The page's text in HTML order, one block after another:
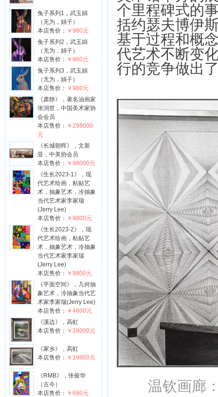
兔子系列1，武玉娟
（无为，娟子）
本店售价： ￥980元
兔子系列2，武玉娟
（无为，娟子）
本店售价： ￥980元
兔子系列3，武玉娟
（无为，娟子）
本店售价： ￥980元
《肃静》，著名油画家
张润世，中国美术家协
会会员
本店售价： ￥298000
元
《长城朝晖》，文新
亚，中美协会员
本店售价： ￥98000元
《生长2023-1》，现
代艺术绘画，粘贴艺
术，抽象艺术，冷抽象
当代艺术家李家瑞
(Jerry Lee)
本店售价： ￥9800元
《生长2023-2》，现
代艺术绘画，粘贴艺
术，抽象艺术，冷抽象
当代艺术家李家瑞
(Jerry Lee)
本店售价： ￥9800元
《平面空间》，几何抽
象艺术，冷抽象当代艺
术家李家瑞(Jerry Lee)
本店售价： ￥4800元
《溪边》，高虹
本店售价： ￥18000元
《家乡》，高虹
本店售价： ￥19800元
《RMB》，张俊华
（古今）
本店售价： ￥680元
个里程碑式的
括约瑟夫博伊
基于过程和概
代艺术不断变
行的竞争做出
温钦画廊